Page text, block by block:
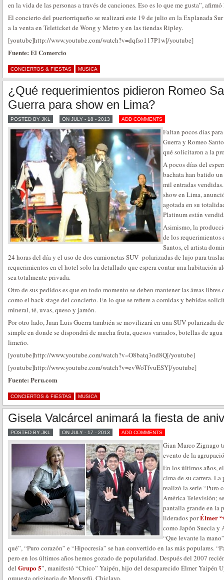
en la vida de las personas a través de canciones. Eso es lo que me gusta”,
El concierto del puertorriqueño se realizará este 19 de julio en la Explanada
a la venta en Teleticket de Wong y Metro y en las tiendas Ripley.
[youtube]http://www.youtube.com/watch?v=dqfso117P1w[/youtube]
Fuente: El Comercio
CONCIERTOS & FIESTAS MUSICA
¿Qué requerimientos pidieron Romeo
Guerra para show en Lima?
POSTED BY JKL ON JULY - 18 - 2013 ADD COMMENTS
Faltan pocos días
Guerra y Romeo
qué solicitaron a la
A pocos días del
bachata han batido
mil entradas
show en Lima,
agotada en su
Platinum están
Asimismo, la
de los requerimientos
Santos, el artista
24 horas del día y el uso de dos camionetas SUV polarizadas de lujo para
requerimientos en el hotel solo ha detallado que espera contar una habitación
sea totalmente privada.
Otro de sus pedidos es que en todo momento se deben mantener las áreas
como el back stage del concierto. En lo que se refiere a comidas y bebidas
mineral, té, uvas, queso y jamón.
Por otro lado, Juan Luis Guerra también se movilizará en una SUV polarizada
simple en donde se dispondrá de mucha fruta, quesos variados, botellas de
limeño.
[youtube]http://www.youtube.com/watch?v=O8batq3nd8Q[/youtube]
[youtube]http://www.youtube.com/watch?v=evWoTfvuESY[/youtube]
Fuente: Peru.com
CONCIERTOS & FIESTAS MUSICA
Gisela Valcárcel animará la fiesta de
POSTED BY JKL ON JULY - 17 - 2013 ADD COMMENTS
Gian Marco Zignago
evento de la
En los últimos años,
cima de su carrera.
realizó la serie “Puro
América Televisión;
pantalla grande en la
liderados porÉlmer
como Japón Suecia y
“Que levante la
qué”, “Puro corazón” e “Hipocresía” se han convertido en las más populares.
pero en los últimos años hemos gozado de popularidad. Después del 2007
del Grupo 5”, manifestó “Chico” Yaipén, hijo del desaparecido Élmer Yaipén
orquesta originaria de Monsefú, Chiclayo.